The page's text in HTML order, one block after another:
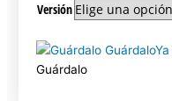
Versión
Guárdalo
Guárdalo